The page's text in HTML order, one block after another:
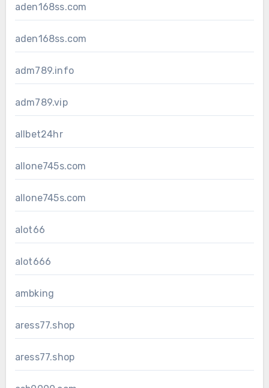
aden168ss.com
aden168ss.com
adm789.info
adm789.vip
allbet24hr
allone745s.com
allone745s.com
alot66
alot666
ambking
aress77.shop
aress77.shop